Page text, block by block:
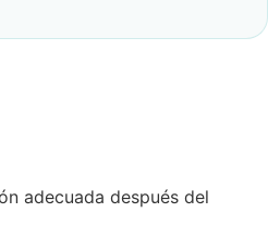
adecuada después del